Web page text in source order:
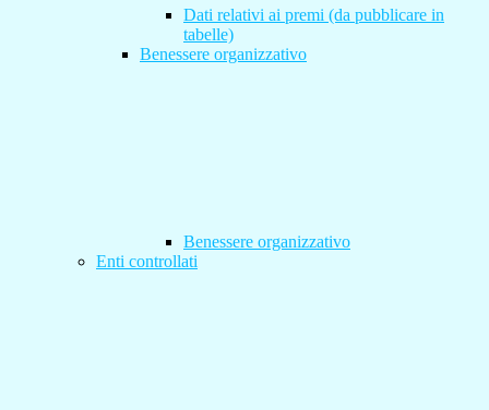
Dati relativi ai premi (da pubblicare in
tabelle)
Benessere organizzativo
Benessere organizzativo
Enti controllati